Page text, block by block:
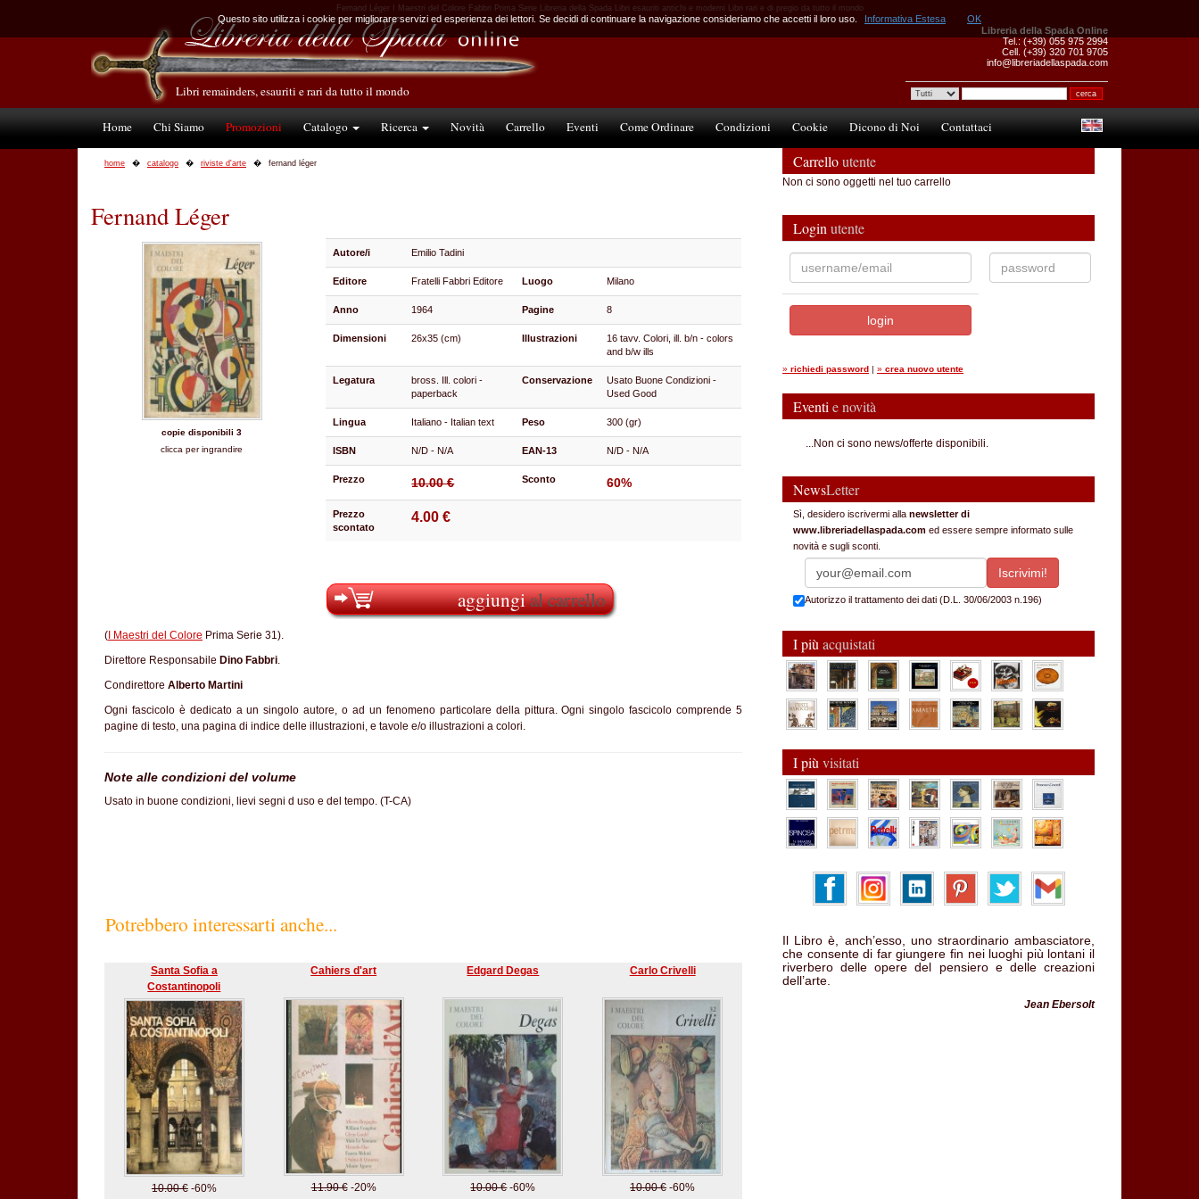
Fernand Léger I Maestri del Colore Fabbri Prima Serie Libreria della Spada Libri esauriti antichi e moderni Libri rari e di pregio da tutto il mondo
Libreria della Spada Online
Tel.: (+39) 055 975 2994
Cell. (+39) 320 701 9705
info@libreriadellaspada.com
Libri remainders, esauriti e rari da tutto il mondo
Home Chi Siamo Promozioni Catalogo Ricerca Novità Carrello Eventi Come Ordinare Condizioni Cookie Dicono di Noi Contattaci
home catalogo riviste d'arte fernand léger
Fernand Léger
copie disponibili 3
clicca per ingrandire
Autore/i Emilio Tadini
Editore Fratelli Fabbri Editore Luogo Milano
Anno 1964 Pagine 8
Dimensioni 26x35 (cm) Illustrazioni
16 tavv. Colori, ill. b/n - colors
and b/w ills
Legatura
bross. Ill. colori -
paperback
Conservazione
Usato Buone Condizioni -
Used Good
Lingua Italiano - Italian text Peso 300 (gr)
ISBN N/D - N/A EAN-13 N/D - N/A
Prezzo 10.00 € Sconto 60%
Prezzo
scontato
4.00 €
aggiungial carrello
( I Maestri del Colore Prima Serie 31).
Direttore Responsabile Dino Fabbri.
Condirettore Alberto Martini
Ogni fascicolo è dedicato a un singolo autore, o ad un fenomeno particolare della pittura. Ogni singolo fascicolo comprende 5
pagine di testo, una pagina di indice delle illustrazioni, e tavole e/o illustrazioni a colori.
Note alle condizioni del volume
Usato in buone condizioni, lievi segni d uso e del tempo. (T-CA)
Potrebbero interessarti anche...
Santa Sofia a
Costantinopoli
10.00 €-60%
Cahiers d'art
11.90 €-20%
Edgard Degas
10.00 €-60%
Carlo Crivelli
10.00 €-60%
Carrelloutente
Non ci sono oggetti nel tuo carrello
Login utente
» richiedi password | » crea nuovo utente
Eventi e novità
...Non ci sono news/offerte disponibili.
NewsLetter
Sì, desidero iscrivermi alla newsletter di
www.libreriadellaspada.com ed essere sempre informato sulle
novità e sugli sconti.
Autorizzo il trattamento dei dati (D.L. 30/06/2003 n.196)
I più acquistati
I più visitati
Il Libro è, anch’esso, uno straordinario ambasciatore,
che consente di far giungere fin nei luoghi più lontani il
riverbero delle opere del pensiero e delle creazioni
dell’arte.
Jean Ebersolt
Questo sito utilizza i cookie per migliorare servizi ed esperienza dei lettori. Se decidi di continuare la navigazione consideriamo che accetti il loro uso. Informativa Estesa OK